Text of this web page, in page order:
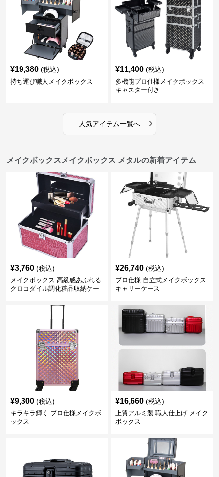
¥19,380 (税込)
持ち運び職人メイクボックス
¥11,400 (税込)
多機能プロ仕様メイクボックス
キャスター付き
人気アイテム一覧へ ›
メイクボックスメイクボックス メタルの新着アイテム
¥3,760 (税込)
メイクボックス 高級感あふれる
クロコダイル調化粧品収納ケー
¥26,740 (税込)
プロ仕様 自立式メイクボックス
キャリーケース
¥9,300 (税込)
キラキラ輝く プロ仕様メイクボ
ックス
¥16,660 (税込)
上質アルミ製 職人仕上げ メイク
ボックス